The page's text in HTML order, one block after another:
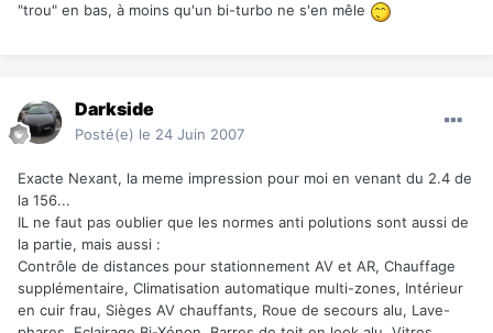
"trou" en bas, à moins qu'un bi-turbo ne s'en mêle
Darkside
Posté(e) le 24 Juin 2007
Exacte Nexant, la meme impression pour moi en venant du 2.4 de
la 156...
IL ne faut pas oublier que les normes anti polutions sont aussi de
la partie, mais aussi :
Contrôle de distances pour stationnement AV et AR, Chauffage
supplémentaire, Climatisation automatique multi-zones, Intérieur
en cuir frau, Sièges AV chauffants, Roue de secours alu, Lave-